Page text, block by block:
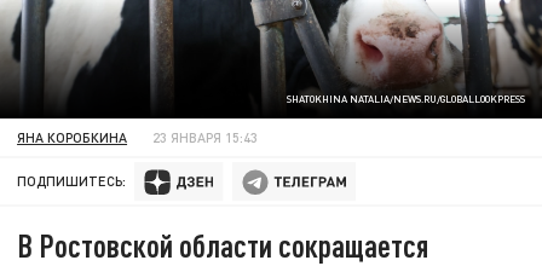
SHATOKHINA NATALIA/NEWS.RU/GLOBALLOOKPRESS
ЯНА КОРОБКИНА 23 ЯНВАРЯ 15:43
ПОДПИШИТЕСЬ:
В Ростовской области сокращается